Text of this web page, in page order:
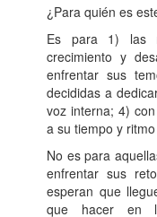
¿Para quién es
Es para 1) las
crecimiento y
enfrentar sus
decididas a
voz interna; 4)
a su tiempo y
No es para
enfrentar sus
esperan que
que hacer en